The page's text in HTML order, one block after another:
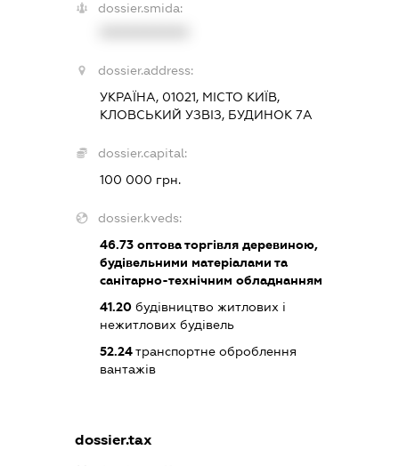
dossier.smida:
dossier.address:
УКРАЇНА, 01021, МІСТО КИЇВ,
КЛОВСЬКИЙ УЗВІЗ, БУДИНОК 7А
dossier.capital:
100 000 грн.
dossier.kveds:
46.73 оптова торгівля деревиною,
будівельними матеріалами та
санітарно-технічним обладнанням
41.20 будівництво житлових і
нежитлових будівель
52.24транспортне оброблення
вантажів
dossier.tax